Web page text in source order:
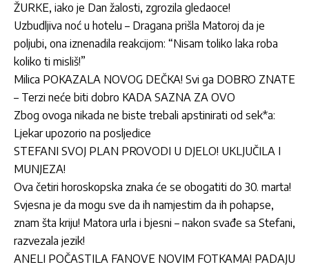
ŽURKE, iako je Dan žalosti, zgrozila gledaoce!
Uzbudljiva noć u hotelu – Dragana prišla Matoroj da je
poljubi, ona iznenadila reakcijom: “Nisam toliko laka roba
koliko ti misliš!”
Milica POKAZALA NOVOG DEČKA! Svi ga DOBRO ZNATE
– Terzi neće biti dobro KADA SAZNA ZA OVO
Zbog ovoga nikada ne biste trebali apstinirati od sek*a:
Ljekar upozorio na posljedice
STEFANI SVOJ PLAN PROVODI U DJELO! UKLJUČILA I
MUNJEZA!
Ova četiri horoskopska znaka će se obogatiti do 30. marta!
Svjesna je da mogu sve da ih namjestim da ih pohapse,
znam šta kriju! Matora urla i bjesni – nakon svađe sa Stefani,
razvezala jezik!
ANELI POČASTILA FANOVE NOVIM FOTKAMA! PADAJU